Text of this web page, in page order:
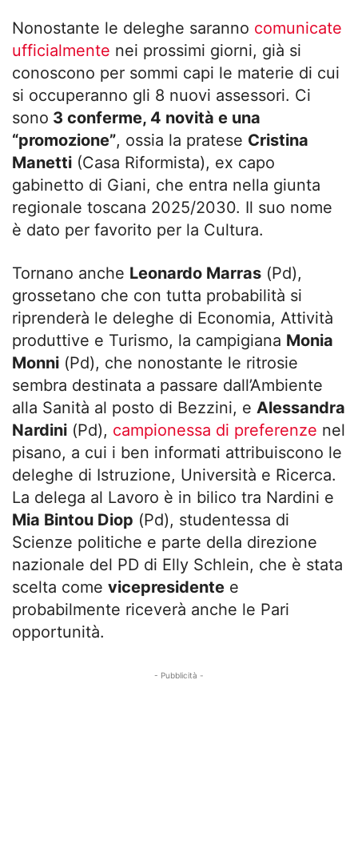
Nonostante le deleghe saranno comunicate
ufficialmente nei prossimi giorni, già si
conoscono per sommi capi le materie di cui
si occuperanno gli 8 nuovi assessori. Ci
sono 3 conferme, 4 novità e una
“promozione”, ossia la pratese Cristina
Manetti (Casa Riformista), ex capo
gabinetto di Giani, che entra nella giunta
regionale toscana 2025/2030. Il suo nome
è dato per favorito per la Cultura.
Tornano anche Leonardo Marras (Pd),
grossetano che con tutta probabilità si
riprenderà le deleghe di Economia, Attività
produttive e Turismo, la campigiana Monia
Monni (Pd), che nonostante le ritrosie
sembra destinata a passare dall’Ambiente
alla Sanità al posto di Bezzini, e Alessandra
Nardini (Pd), campionessa di preferenze nel
pisano, a cui i ben informati attribuiscono le
deleghe di Istruzione, Università e Ricerca.
La delega al Lavoro è in bilico tra Nardini e
Mia Bintou Diop (Pd), studentessa di
Scienze politiche e parte della direzione
nazionale del PD di Elly Schlein, che è stata
scelta come vicepresidente e
probabilmente riceverà anche le Pari
opportunità.
- Pubblicità -